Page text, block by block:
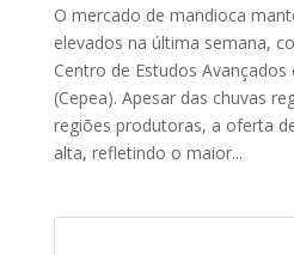
O mercado de mandioca
elevados na última semana,
Centro de Estudos
(Cepea). Apesar das chuvas
regiões produtoras, a oferta
alta, refletindo o maior...